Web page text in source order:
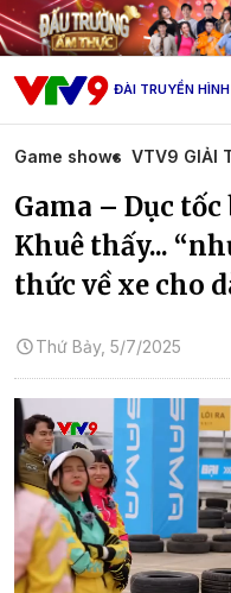
ĐÀI TRUYỀN
Game shows VTV9 GIẢI
Gama – Dục
Khuê thấy...
thức về xe cho
Thứ Bảy, 5/7/2025